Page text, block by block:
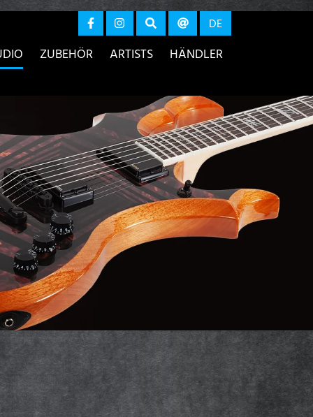
anzeigen
ZUBEHÖR ARTISTS HÄNDLER
DE